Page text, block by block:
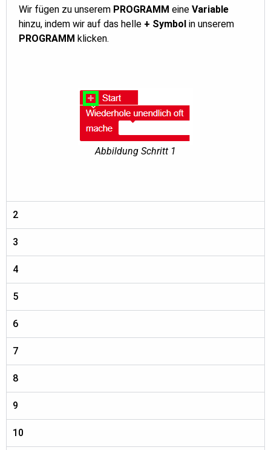
Wir fügen zu unserem PROGRAMM eine Variable
hinzu, indem wir auf das helle + Symbol in unserem
PROGRAMM klicken.
Abbildung Schritt 1
2
3
4
5
6
7
8
9
10